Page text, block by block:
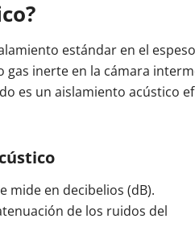
Colores de las ventanas
Balconeras Cortizo
de entrada Cerradura eléctrica
estándar en el
inerte en la cámara
es un aislamiento acústico
mide en decibelios (dB).
de los ruidos del